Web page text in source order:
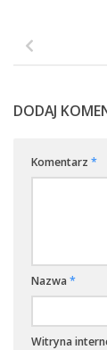
DODAJ
Komentarz *
Nazwa *
Witryna